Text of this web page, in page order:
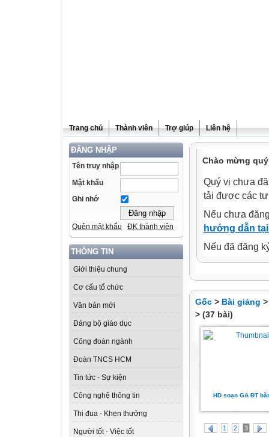
Trang chủ Thành viên Trợ giúp Liên hệ
ĐĂNG NHẬP
Tên truy nhập
Mật khẩu
Ghi nhớ
Quên mật khẩu ĐK thành viên
THÔNG TIN
Giới thiệu chung
Cơ cấu tổ chức
Văn bản mới
Đảng bộ giáo dục
Công đoàn ngành
Đoàn TNCS HCM
Tin tức - Sự kiện
Công nghệ thông tin
Thi đua - Khen thưởng
Người tốt - Việc tốt
Chào mừng
Quý vị chưa
tải được các
Nếu chưa
hướng dẫn
Nếu đã đăng
Gốc > Bài giảng
> (37 bài)
HD soạn GA ĐT
1 2 3